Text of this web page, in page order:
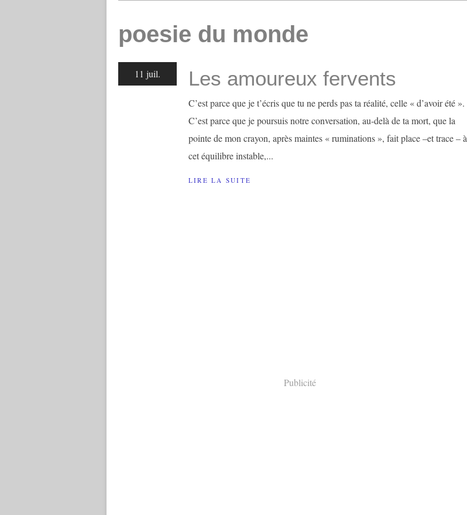
poesie du monde
11 juil. Les amoureux fervents
C’est parce que je t’écris que tu ne perds pas ta réalité, celle « d’avoir été ».
C’est parce que je poursuis notre conversation, au-delà de ta mort, que la
pointe de mon crayon, après maintes « ruminations », fait place –et trace – à
cet équilibre instable,...
LIRE LA SUITE
Publicité